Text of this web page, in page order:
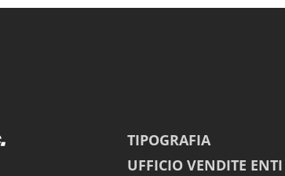
TIPOGRAFIA
UFFICIO VENDITE ENTI